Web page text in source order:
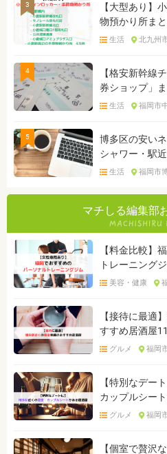
3
【大型あり】
物預かり所ま
生活 北九州
4
【格安新幹線
券ショップ」
生活 福岡市
5
博多区の安い
シャワー・駅近
生活 福岡市
マチしる編集部
【料金比較】
トレーニング
美容・健康
【接待に最適
すすめ居酒屋
グルメ 福岡
【特別なデー
カップルシー
グルメ 福岡
【個室で贅沢